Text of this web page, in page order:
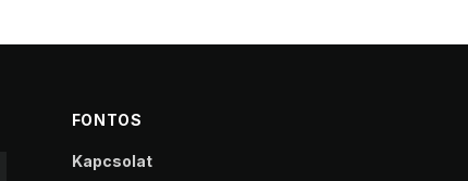
FONTOS
Kapcsolat